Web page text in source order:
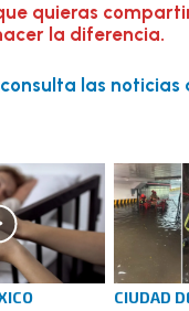
quieras
la diferencia.
las noticias
CIUDAD